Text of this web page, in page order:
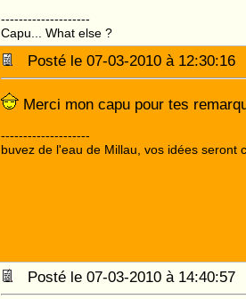
--------------------
Capu... What else ?
Posté le 07-03-2010 à
Merci mon capu pour tes
--------------------
buvez de l'eau de Millau, vos idées seront
Posté le 07-03-2010 à